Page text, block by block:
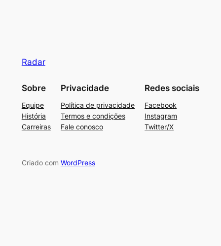
Radar
Sobre
Equipe
História
Carreiras
Privacidade
Política de privacidade
Termos e condições
Fale conosco
Redes sociais
Facebook
Instagram
Twitter/X
Criado com WordPress